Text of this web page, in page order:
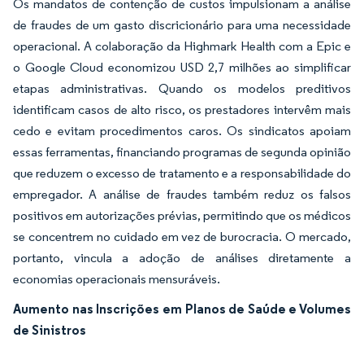
Os mandatos de contenção de custos impulsionam a análise
de fraudes de um gasto discricionário para uma necessidade
operacional. A colaboração da Highmark Health com a Epic e
o Google Cloud economizou USD 2,7 milhões ao simplificar
etapas administrativas. Quando os modelos preditivos
identificam casos de alto risco, os prestadores intervêm mais
cedo e evitam procedimentos caros. Os sindicatos apoiam
essas ferramentas, financiando programas de segunda opinião
que reduzem o excesso de tratamento e a responsabilidade do
empregador. A análise de fraudes também reduz os falsos
positivos em autorizações prévias, permitindo que os médicos
se concentrem no cuidado em vez de burocracia. O mercado,
portanto, vincula a adoção de análises diretamente a
economias operacionais mensuráveis.
Aumento nas Inscrições em Planos de Saúde e Volumes
de Sinistros